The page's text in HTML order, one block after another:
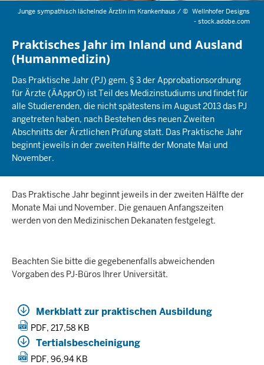
Junge sympathisch lächelnde Ärztin im Krankenhaus /© Wellnhofer Designs
- stock.adobe.com
Praktisches Jahr im Inland und Ausland
(Humanmedizin)
Das Praktische Jahr (PJ) gem. § 3 der Approbationsordnung
für Ärzte (ÄApprO) ist Teil des Medizinstudiums und findet für
alle Studierenden, die nicht spätestens im August 2013 das PJ
angetreten haben, nach Bestehen des neuen Zweiten
Abschnitts der Ärztlichen Prüfung statt. Das Praktische Jahr
beginnt jeweils in der zweiten Hälfte der Monate Mai und
November.
Das Praktische Jahr beginnt jeweils in der zweiten Hälfte der
Monate Mai und November. Die genauen Anfangszeiten
werden von den Medizinischen Dekanaten festgelegt.
Beachten Sie bitte die gegebenenfalls abweichenden
Vorgaben des PJ-Büros Ihrer Universität.
Merkblatt zur praktischen Ausbildung
PDF, 217,58 KB
Tertialsbescheinigung
PDF, 96,94 KB